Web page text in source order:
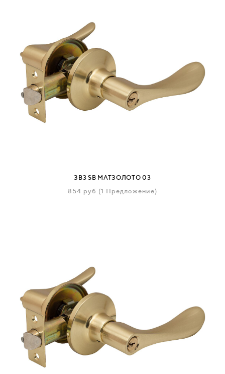
ЗВ3 SB МАТЗОЛОТО 03
854 руб (1 Предложение)